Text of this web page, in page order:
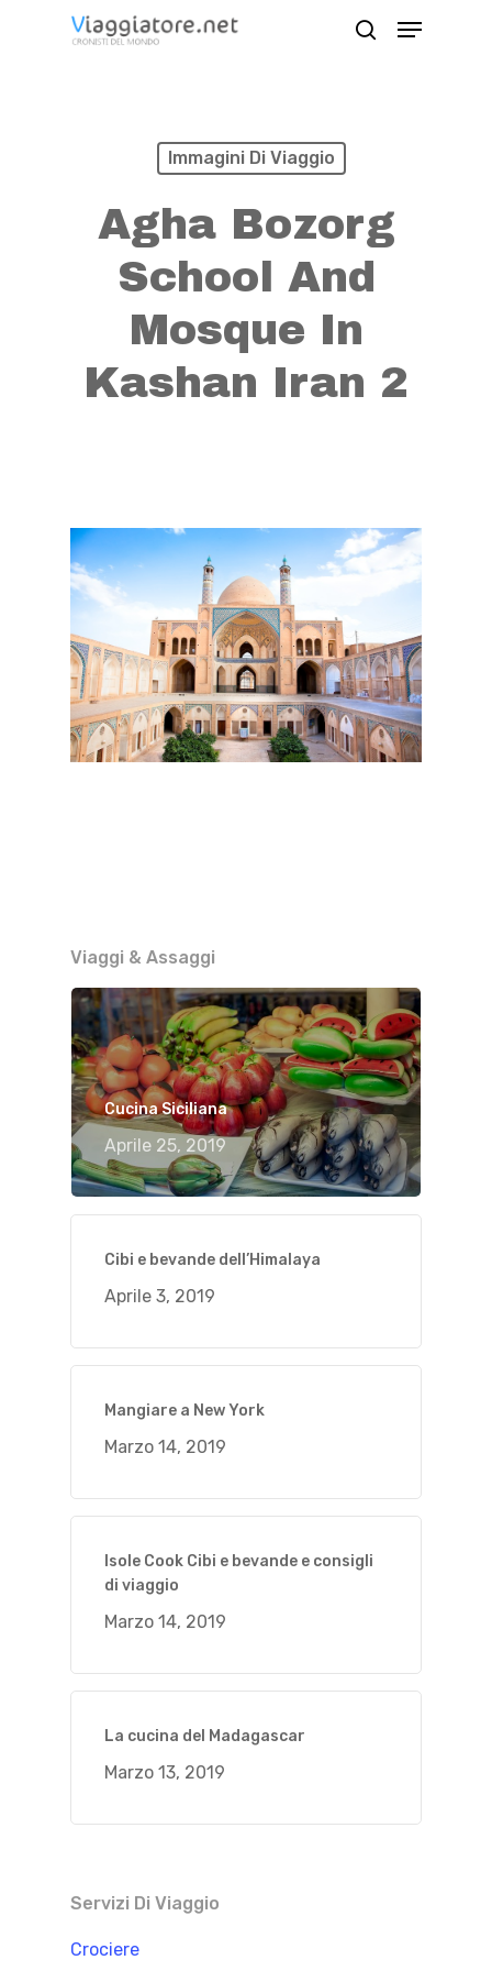
Menu
Immagini Di Viaggio
Agha Bozorg
School And
Mosque In
Kashan Iran 2
Viaggi & Assaggi
Cucina Siciliana
Aprile 25, 2019
Cibi e bevande dell’Himalaya
Aprile 3, 2019
Mangiare a New York
Marzo 14, 2019
Isole Cook Cibi e bevande e consigli
di viaggio
Marzo 14, 2019
La cucina del Madagascar
Marzo 13, 2019
Servizi Di Viaggio
Crociere